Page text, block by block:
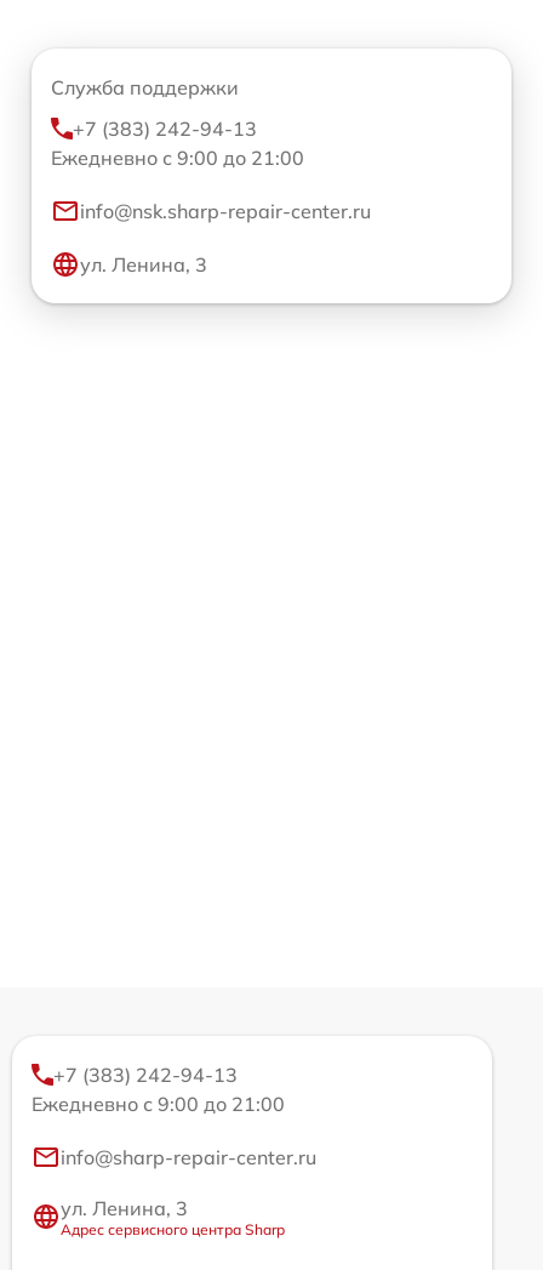
Служба поддержки
+7 (383) 242-94-13
Ежедневно с 9:00 до 21:00
info@nsk.sharp-repair-center.ru
ул. Ленина, 3
+7 (383) 242-94-13
Ежедневно с 9:00 до 21:00
info@sharp-repair-center.ru
ул. Ленина, 3
Адрес сервисного центра Sharp